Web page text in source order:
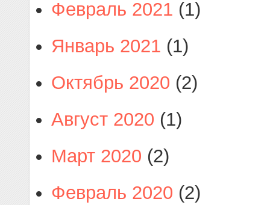
Февраль 2021 (1)
Январь 2021 (1)
Октябрь 2020 (2)
Август 2020 (1)
Март 2020 (2)
Февраль 2020 (2)